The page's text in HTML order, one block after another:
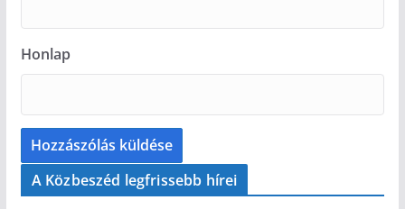
Honlap
A Közbeszéd legfrissebb hírei